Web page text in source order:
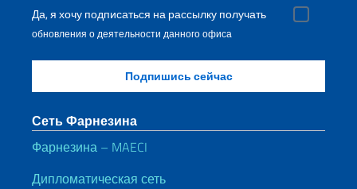
Да, я хочу подписаться на рассылку получать
обновления о деятельности данного офиса
Сеть Фарнезина
Фарнезина – MAECI
Дипломатическая сеть